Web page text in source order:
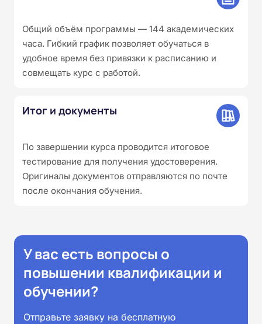
Общий объём программы — 144 академических
часа. Гибкий график позволяет обучаться в
удобное время без привязки к расписанию и
совмещать курс с работой.
Итог и документы
По завершении курса проводится итоговое
тестирование для получения удостоверения.
Оригиналы документов отправляются по почте
после окончания обучения.
У вас есть вопросы о
повышении квалификации и
обучении?
Отправьте заявку на бесплатную